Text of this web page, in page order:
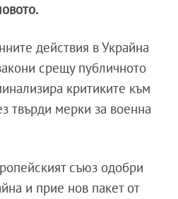
действия в Украйна
срещу публичното
критиките към
твърди мерки за военна
съюз одобри
и прие нов пакет от